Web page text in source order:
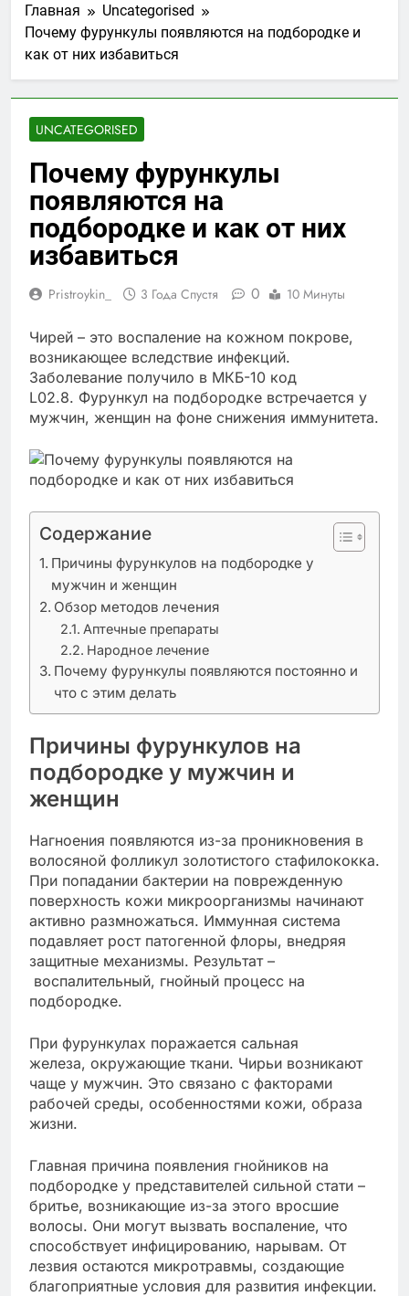
Главная
Uncategorised
Почему фурункулы появляются на подбородке и
как от них избавиться
UNCATEGORISED
Почему фурункулы
появляются на
подбородке и как от них
избавиться
Pristroykin_ 3 Года Спустя 0 10 Минуты
Чирей – это воспаление на кожном покрове,
возникающее вследствие инфекций.
Заболевание получило в МКБ-10 код
L02.8. Фурункул на подбородке встречается у
мужчин, женщин на фоне снижения иммунитета.
Содержание
Причины фурункулов на подбородке у
мужчин и женщин
Обзор методов лечения
Аптечные препараты
Народное лечение
Почему фурункулы появляются постоянно и
что с этим делать
Причины фурункулов на
подбородке у мужчин и
женщин
Нагноения появляются из-за проникновения в
волосяной фолликул золотистого стафилококка.
При попадании бактерии на поврежденную
поверхность кожи микроорганизмы начинают
активно размножаться. Иммунная система
подавляет рост патогенной флоры, внедряя
защитные механизмы. Результат –
воспалительный, гнойный процесс на
подбородке.
При фурункулах поражается сальная
железа, окружающие ткани. Чирьи возникают
чаще у мужчин. Это связано с факторами
рабочей среды, особенностями кожи, образа
жизни.
Главная причина появления гнойников на
подбородке у представителей сильной стати –
бритье, возникающие из-за этого вросшие
волосы. Они могут вызвать воспаление, что
способствует инфицированию, нарывам. От
лезвия остаются микротравмы, создающие
благоприятные условия для развития инфекции.